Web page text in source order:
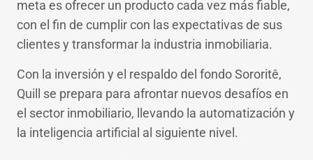
meta es ofrecer un producto cada vez más fiable,
con el fin de cumplir con las expectativas de sus
clientes y transformar la industria inmobiliaria.
Con la inversión y el respaldo del fondo Sororitê,
Quill se prepara para afrontar nuevos desafíos en
el sector inmobiliario, llevando la automatización y
la inteligencia artificial al siguiente nivel.